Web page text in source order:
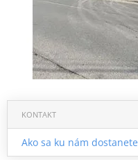
KONTAKT
Ako sa ku nám dostanete